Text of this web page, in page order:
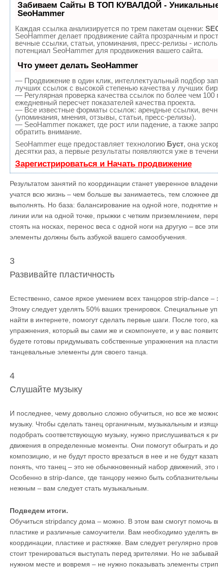
Забиваем Сайты В ТОП КУВАЛДОЙ -
SeoHammer
Каждая ссылка анализируется по трем пакетам оценки:
SeoHammer делает продвижение сайта прозрачным и
вечные ссылки, статьи, упоминания, пресс-релизы -
потенциал SeoHammer для продвижения вашего сайта.
Что умеет делать SeoHammer
— Продвижение в один клик, интеллектуальный подбор
лучших ссылок с высокой степенью качества у лучших
— Регулярная проверка качества ссылок по более чем 100
ежедневный пересчет показателей качества проекта.
— Все известные форматы ссылок: арендные ссылки,
(упоминания, мнения, отзывы, статьи, пресс-релизы).
— SeoHammer покажет, где рост или падение, а также
обратить внимание.
SeoHammer еще предоставляет технологию Буст, она
десятки раз, а первые результаты появляются уже в
Зарегистрироваться и Начать продвижение
Результатом занятий по координации станет уверенное
учатся всю жизнь – чем больше вы занимаетесь, тем сложнее
выполнять. Но база: балансирование на одной ноге, поднятие
линии или на одной точке, прыжки с четким приземлением,
стоять на носках, перенос веса с одной ноги на другую – все
элементы должны быть азбукой вашего самообучения.
3
Развивайте пластичность
Естественно, самое яркое умением всех танцоров strip-dance –
Этому следует уделять 50% ваших тренировок. Специальные
найти в интернете, помогут сделать первые шаги. После того,
упражнения, который вы сами же и скомпонуете, и у вас
будете готовы придумывать собственные упражнения на
танцевальные элементы для своего танца.
4
Слушайте музыку
И последнее, чему довольно сложно обучиться, но все же
музыку. Чтобы сделать танец органичным, музыкальным и
подобрать соответствующую музыку, нужно прислушиваться к
движения в определенные моменты. Они помогут обыграть и
композицию, и не будут просто врезаться в нее и не будут
понять, что танец – это не обычкновенный набор движений, это
Особенно в strip-dance, где танцору нежно быть
нежным – вам следует стать музыкальным.
Подведем итоги.
Обучиться stripdancу дома – можно. В этом вам смогут помочь
пластике и различные самоучители. Вам необходимо уделять
координации, пластике и растяжке. Вам следует регулярно
стоит тренироваться выступать перед зрителями. Но не
нужном месте и вовремя – не нужно показывать элементы